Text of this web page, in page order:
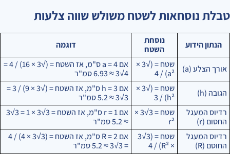
טבלת נוסחאות לשטח משולש שווה צלעות
הנתון הידוע
נוסחת
השטח
דוגמה
אורך הצלע (a)
שטח = (√3 ×
a²) / 4
אם a = 4 ס"מ, אז השטח = (√3 × 16) / 4 =
4√3 ≈ 6.93 סמ"ר
הגובה (h)
שטח = (√3 ×
h²) / 3
אם h = 3 ס"מ, אז השטח = (√3 × 9) / 3 =
3√3 ≈ 5.2 סמ"ר
רדיוס המעגל
החסום (r)
שטח = 3√3 ×
r²
אם r = 1 ס"מ, אז השטח = 3√3 × 1 = 3√3
≈ 5.2 סמ"ר
רדיוס המעגל
החוסם (R)
שטח = (3√3
× R²) / 4
אם R = 2 ס"מ, אז השטח = (3√3 × 4) / 4
= 3√3 ≈ 5.2 סמ"ר